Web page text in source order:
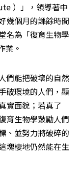
）」，領導著中
幾個月的課餘時間
名為「復育生物學
業。
們能把破壞的自然
破環境的人們，顯
實面貌；若真了
育生物學鼓勵人們
、並努力將破碎的
塊棲地仍然能在生